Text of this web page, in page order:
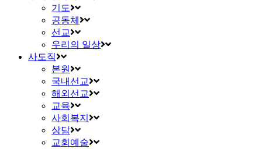
기도
공동체
선교
우리의 일상
사도직
본원
국내선교
해외선교
교육
사회복지
상담
교회예술